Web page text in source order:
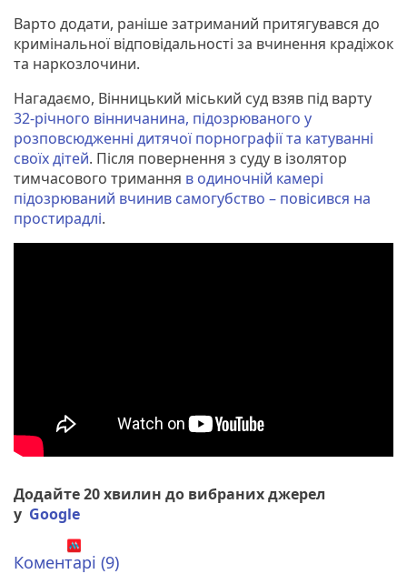
Варто додати, раніше затриманий притягувався до
кримінальної відповідальності за вчинення крадіжок
та наркозлочини.
Нагадаємо, Вінницький міський суд взяв під варту
32-річного вінничанина, підозрюваного у
розповсюдженні дитячої порнографії та катуванні
своїх дітей. Після повернення з суду в ізолятор
тимчасового тримання в одиночній камері
підозрюваний вчинив самогубство – повісився на
простирадлі.
Додайте 20 хвилин до вибраних джерел
у Google
Коментарі (9)